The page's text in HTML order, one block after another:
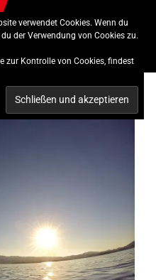
verwendet Cookies. Wenn du
der Verwendung von Cookies zu.
zur Kontrolle von Cookies, findest